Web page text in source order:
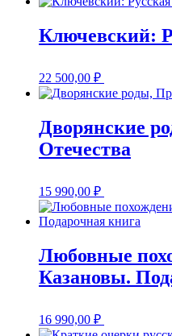
Ключевский:
22 500,00 ₽
Дворянские
Отечества
15 990,00 ₽
Любовные
Казановы.
16 990,00 ₽